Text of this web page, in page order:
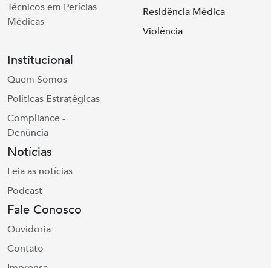
Técnicos em Perícias
Médicas
Residência Médica
Violência
Institucional
Quem Somos
Políticas Estratégicas
Compliance -
Denúncia
Notícias
Leia as notícias
Podcast
Fale Conosco
Ouvidoria
Contato